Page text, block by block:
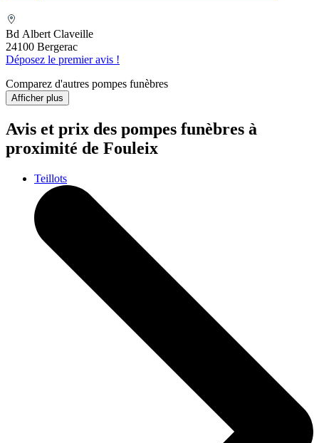
Bd Albert Claveille
24100 Bergerac
Déposez le premier avis !
Comparez d'autres pompes funèbres
Afficher plus
Avis et prix des pompes funèbres à
proximité de Fouleix
Teillots